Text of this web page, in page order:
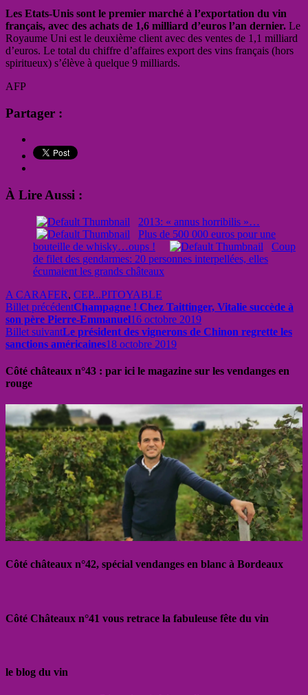
Les Etats-Unis sont le premier marché à l’exportation du vin
français, avec des achats de 1,6 milliard d’euros l’an dernier. Le
Royaume Uni est le deuxième client avec des ventes de 1,1 milliard
d’euros. Le total du chiffre d’affaires export des vins français (hors
spiritueux) s’élève à quelque 9 milliards.
AFP
Partager :
À Lire Aussi :
2013: « annus horribilis »…
Plus de 500 000 euros pour une
bouteille de whisky…oups !
Coup
de filet des gendarmes: 20 personnes interpellées, elles
écumaient les grands châteaux
A CARAFER, CEP...PITOYABLE
Billet précédentChampagne ! Chez Taittinger, Vitalie succède à
son père Pierre-Emmanuel16 octobre 2019
Billet suivantLe président des vignerons de Chinon regrette les
sanctions américaines18 octobre 2019
Côté châteaux n°43 : par ici le magazine sur les vendanges en
rouge
Côté châteaux n°42, spécial vendanges en blanc à Bordeaux
Côté Châteaux n°41 vous retrace la fabuleuse fête du vin
le blog du vin